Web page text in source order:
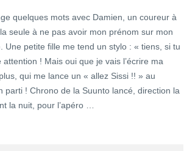
quelques mots avec Damien, un coureur à
seule à ne pas avoir mon prénom sur mon
Une petite fille me tend un stylo : « tiens, si tu
! Mais oui que je vais l’écrire ma
qui me lance un « allez Sissi !! » au
parti ! Chrono de la Suunto lancé, direction la
la nuit, pour l’apéro …